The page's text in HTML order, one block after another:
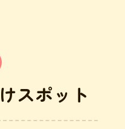
スポット